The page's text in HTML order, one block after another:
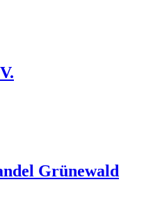
Grünewald